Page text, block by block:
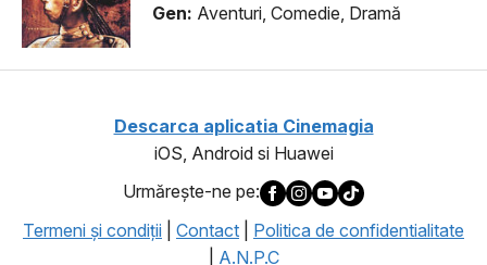
Gen: Aventuri, Comedie, Dramă
Descarca aplicatia Cinemagia
iOS, Android si Huawei
Urmăreşte-ne pe:
Termeni şi condiţii
Contact
Politica de confidentialitate
A.N.P.C